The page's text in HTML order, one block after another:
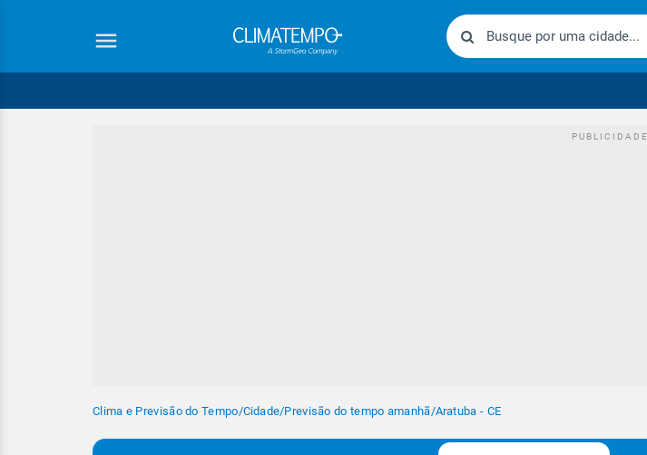
Clima e Previsão do Tempo/Cidade/Previsão do tempo amanhã/Aratuba - CE